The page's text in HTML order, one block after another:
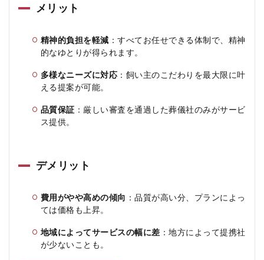
メリット
精神的負担を軽減 ：すべてお任せできる体制で、精神
的なゆとりが得られます。
多様なニーズに対応 ：飼い主のこだわりを最大限に叶
える提案が可能。
品質保証 ：厳しい審査を通過した葬儀社のみがサービ
ス提供。
デメリット
費用がやや高めの傾向 ：品質が高い分、プランによっ
ては価格も上昇。
地域によってサービスの幅に差 ：地方によって提携社
が少ないことも。